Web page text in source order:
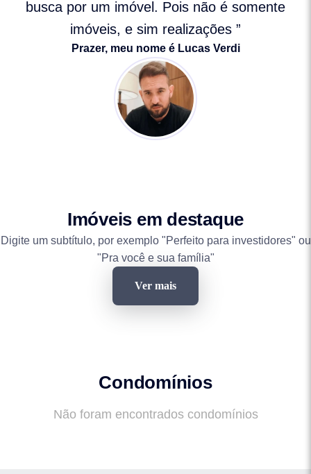
busca por um imóvel. Pois não é somente
imóveis, e sim realizações ”
Prazer, meu nome é Lucas Verdi
Imóveis em destaque
Digite um subtítulo, por exemplo "Perfeito para investidores" ou
"Pra você e sua família"
Ver mais
Condomínios
Não foram encontrados condomínios